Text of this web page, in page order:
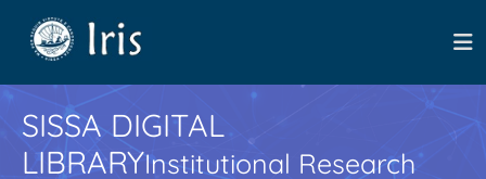
SISSA DIGITAL
LIBRARYInstitutional Research